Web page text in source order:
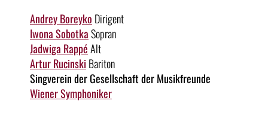
Andrey Boreyko Dirigent
Iwona SobotkaSopran
Jadwiga RappéAlt
Artur Rucinski Bariton
Singverein der Gesellschaft der Musikfreunde
Wiener Symphoniker